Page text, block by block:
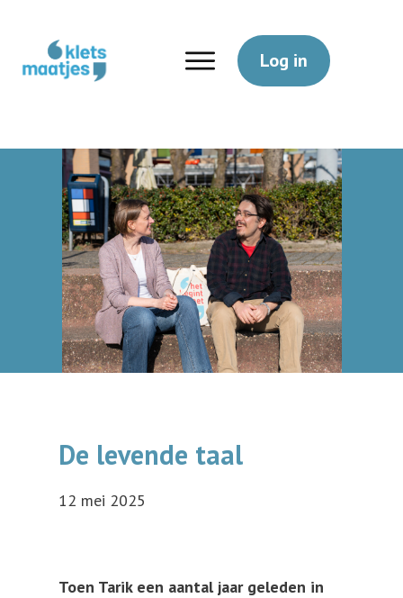
Log in
De levende taal
12 mei 2025
Toen Tarik een aantal jaar geleden in